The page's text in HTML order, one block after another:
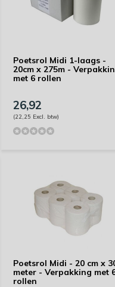
Poetsrol Midi 1-laags -
20cm x 275m -
met 6 rollen
26,92
(22,25 Excl. btw)
Poetsrol Midi - 20 cm x
meter - Verpakking met
rollen